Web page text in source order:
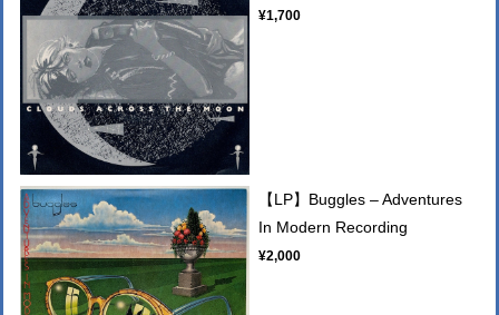
¥1,700
【LP】Buggles ‎– Adventures
In Modern Recording
¥2,000